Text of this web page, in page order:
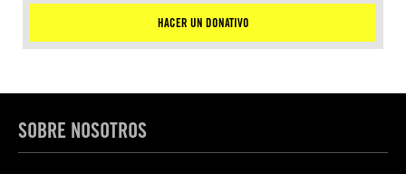
HACER UN DONATIVO
SOBRE NOSOTROS